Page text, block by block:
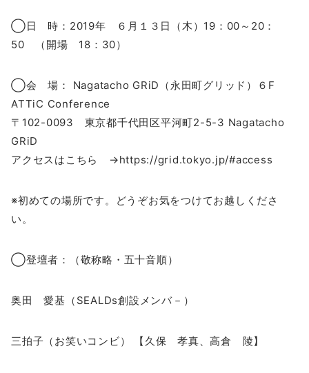
◯日 時：2019年 ６月１３日（木）19：00～20：
50 （開場 18：30）
◯会 場： Nagatacho GRiD（永田町グリッド）６F
ATTiC Conference
〒102-0093 東京都千代田区平河町2-5-3 Nagatacho
GRiD
アクセスはこちら →https://grid.tokyo.jp/#access
※初めての場所です。どうぞお気をつけてお越しくださ
い。
◯登壇者：（敬称略・五十音順）
奥田 愛基（SEALDs創設メンバ－）
三拍子（お笑いコンビ） 【久保 孝真、高倉 陵】